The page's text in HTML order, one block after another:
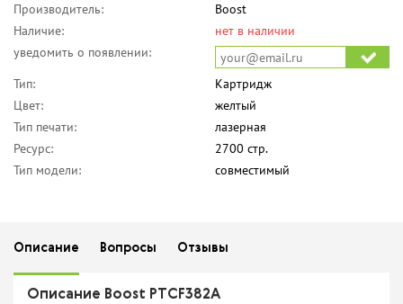
Производитель:
Boost
Наличие:
нет в наличии
уведомить о появлении:
Тип:
Картридж
Цвет:
желтый
Тип печати:
лазерная
Ресурс:
2700 стр.
Тип модели:
совместимый
Описание Вопросы Отзывы
Описание Boost PTCF382A